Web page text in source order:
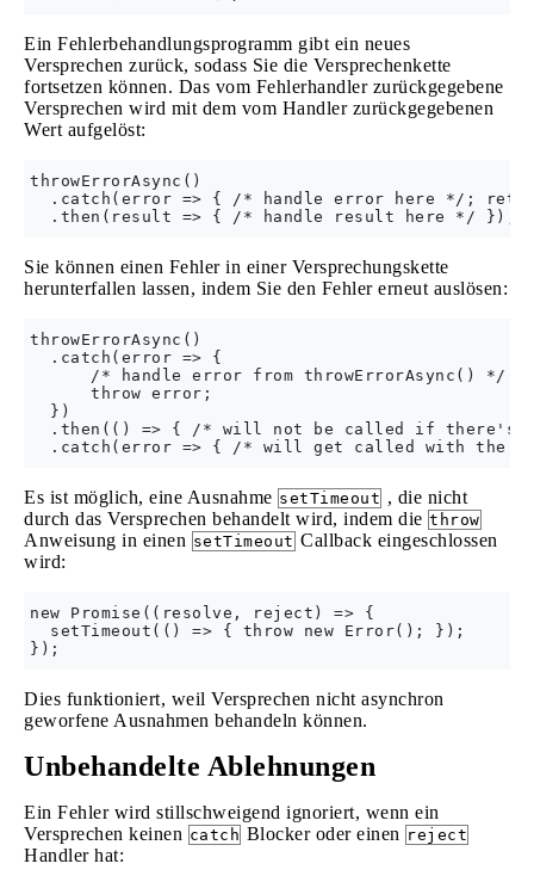
Ein Fehlerbehandlungsprogramm gibt ein neues
Versprechen zurück, sodass Sie die Versprechenkette
fortsetzen können. Das vom Fehlerhandler zurückgegebene
Versprechen wird mit dem vom Handler zurückgegebenen
Wert aufgelöst:
throwErrorAsync()
.catch(error => { /* handle error here */;
Sie können einen Fehler in einer Versprechungskette
herunterfallen lassen, indem Sie den Fehler erneut auslösen:
throwErrorAsync()
  .catch(error => {
      /* handle error from throwErrorAsync() */
      throw error;
  })
.then(() => { /* will not be called if there's
Es ist möglich, eine Ausnahme setTimeout , die nicht
durch das Versprechen behandelt wird, indem die throw
Anweisung in einen setTimeout Callback eingeschlossen
wird:
new Promise((resolve, reject) => {
  setTimeout(() => { throw new Error(); });
Dies funktioniert, weil Versprechen nicht asynchron
geworfene Ausnahmen behandeln können.
Unbehandelte Ablehnungen
Ein Fehler wird stillschweigend ignoriert, wenn ein
Versprechen keinen catch Blocker oder einen reject
Handler hat: